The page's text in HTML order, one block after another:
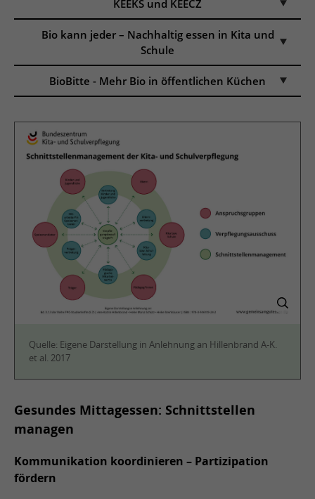
KEEKS und KEECZ
Bio kann jeder – Nachhaltig essen in Kita und
Schule
BioBitte - Mehr Bio in öffentlichen Küchen
Quelle: Eigene Darstellung in Anlehnung an Hillenbrand A-K.
et al. 2017
Gesundes Mittagessen: Schnittstellen
managen
Kommunikation koordinieren – Partizipation
fördern